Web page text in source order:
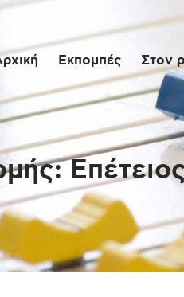
Εκπομπές Στον
Στον
μέρας
Ένθετα